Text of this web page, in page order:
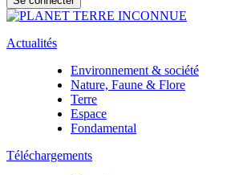
Actualités
Environnement & société
Nature, Faune & Flore
Terre
Espace
Fondamental
Téléchargements